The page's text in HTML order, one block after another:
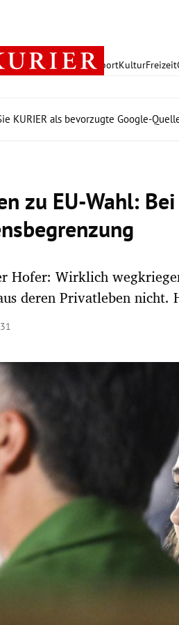
PolitikWirtschaft SportKulturFreizeit
KURIER als bevorzugte Google-
zu EU-Wahl:
Hofer: Wirklich
deren Privatleben
öffnen/schließen